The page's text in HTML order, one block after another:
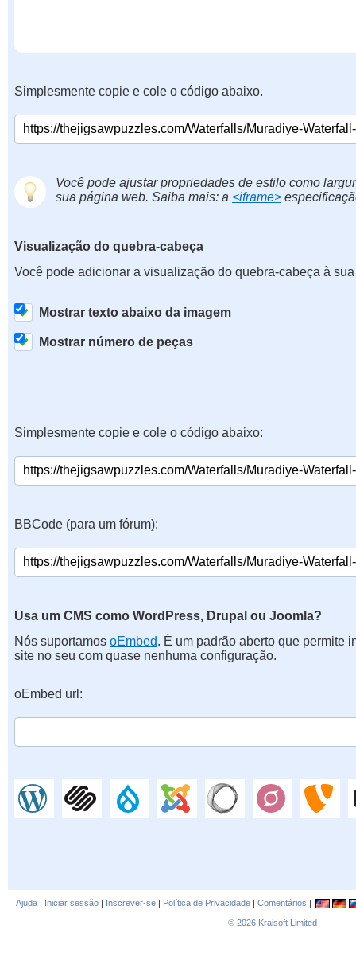
Simplesmente copie e cole o código abaixo.
Você pode ajustar propriedades de estilo como
sua página web. Saiba mais: a <iframe>
Visualização do quebra-cabeça
Você pode adicionar a visualização do quebra-cabeça à
Mostrar texto abaixo da imagem
Mostrar número de peças
Simplesmente copie e cole o código abaixo:
BBCode (para um fórum):
Usa um CMS como WordPress, Drupal ou Joomla?
Nós suportamos oEmbed. É um padrão aberto que permite
site no seu com quase nenhuma configuração.
oEmbed url:
Ajuda | Iniciar sessão | Inscrever-se | Política de Privacidade | Comentários |
© 2026 Kraisoft Limited